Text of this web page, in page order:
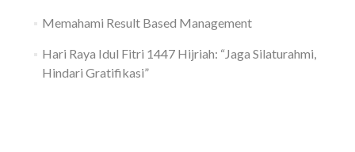
Memahami Result Based Management
Hari Raya Idul Fitri 1447 Hijriah: “Jaga Silaturahmi,
Hindari Gratifikasi”